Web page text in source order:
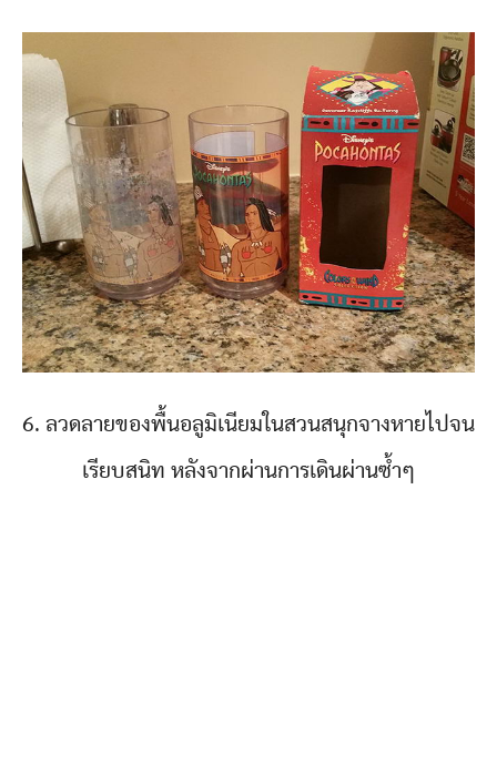
6. ลวดลายของพื้นอลูมิเนียมในสวนสนุกจางหายไปจน
เรียบสนิท หลังจากผ่านการเดินผ่านซ้ำๆ